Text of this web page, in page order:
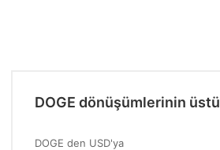
DOGE dönüşümlerinin üstü
DOGE den USD'ya